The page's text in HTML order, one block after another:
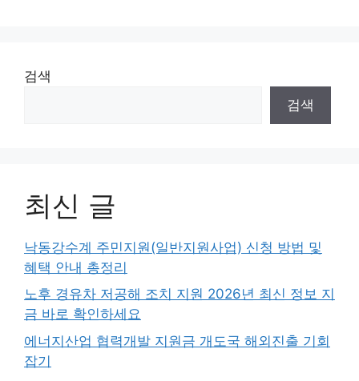
검색
검색
최신 글
낙동강수계 주민지원(일반지원사업) 신청 방법 및
혜택 안내 총정리
노후 경유차 저공해 조치 지원 2026년 최신 정보 지
금 바로 확인하세요
에너지산업 협력개발 지원금 개도국 해외진출 기회
잡기